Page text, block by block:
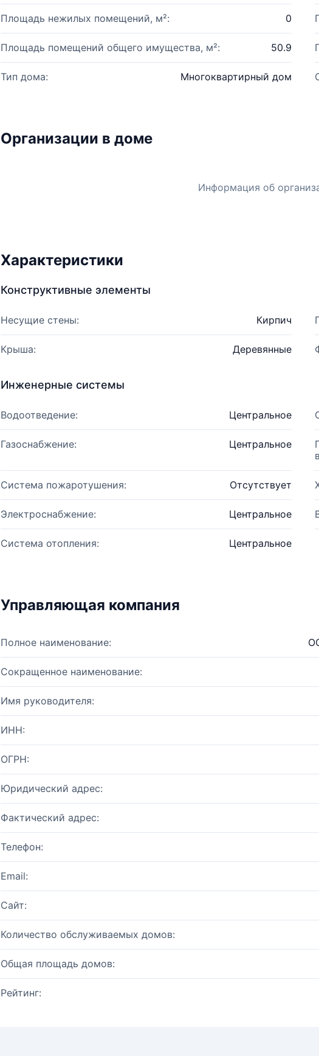
Площадь нежилых помещений, м²: 0
Площадь помещений общего имущества, м²: 50.9
Тип дома: Многоквартирный дом
Организации в доме
Информация об
Характеристики
Конструктивные элементы
Несущие стены: Кирпич
Крыша: Деревянные
Инженерные системы
Водоотведение: Центральное
Газоснабжение: Центральное
Система пожаротушения: Отсутствует
Электроснабжение: Центральное
Система отопления: Центральное
Управляющая компания
Полное наименование:
Сокращенное наименование:
Имя руководителя:
ИНН:
ОГРН:
Юридический адрес:
Фактический адрес:
Телефон:
Email:
Сайт:
Количество обслуживаемых домов:
Общая площадь домов:
Рейтинг: